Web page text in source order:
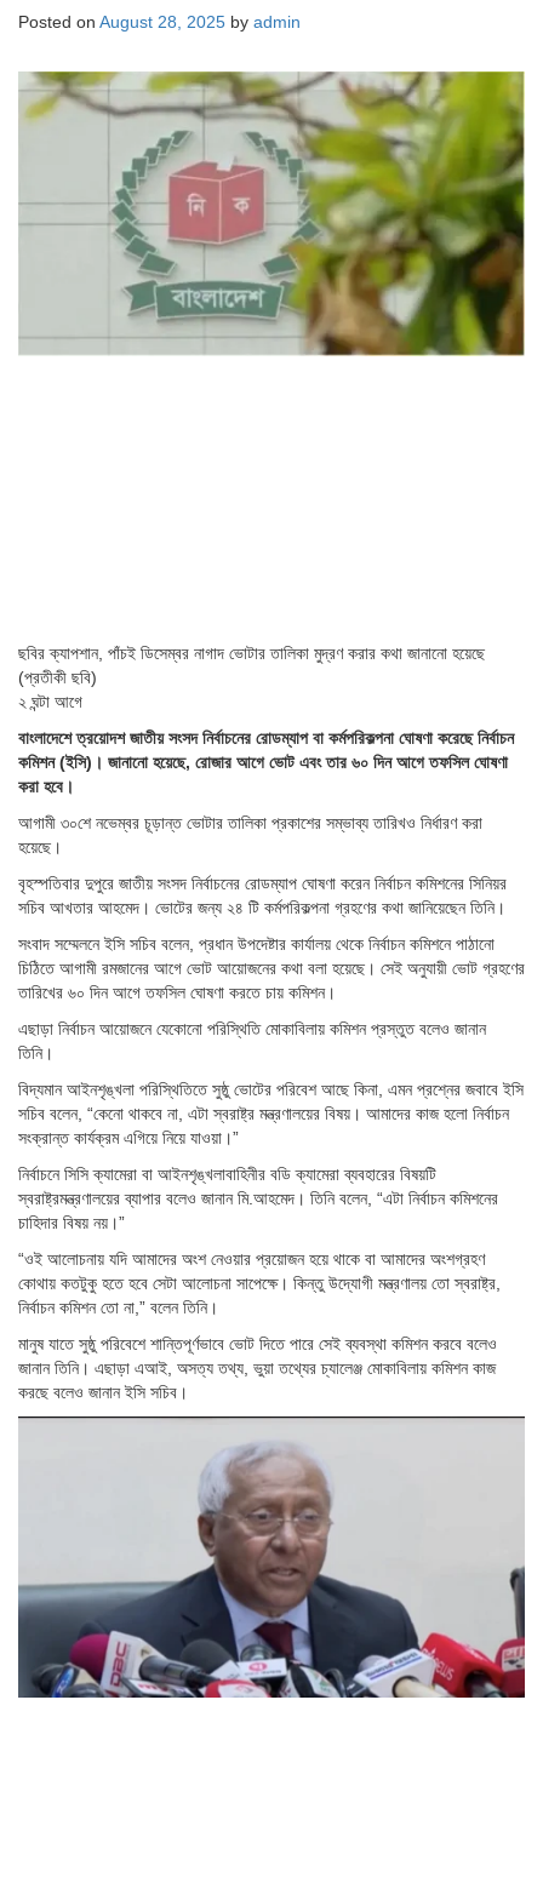
Posted on August 28, 2025 by admin
ছবির ক্যাপশান, পাঁচই ডিসেম্বর নাগাদ ভোটার তালিকা মুদ্রণ করার কথা জানানো হয়েছে
(প্রতীকী ছবি)
২ ঘন্টা আগে
বাংলাদেশে ত্রয়োদশ জাতীয় সংসদ নির্বাচনের রোডম্যাপ বা কর্মপরিকল্পনা ঘোষণা করেছে নির্বাচন
কমিশন (ইসি)। জানানো হয়েছে, রোজার আগে ভোট এবং তার ৬০ দিন আগে তফসিল ঘোষণা
করা হবে।
আগামী ৩০শে নভেম্বর চূড়ান্ত ভোটার তালিকা প্রকাশের সম্ভাব্য তারিখও নির্ধারণ করা
হয়েছে।
বৃহস্পতিবার দুপুরে জাতীয় সংসদ নির্বাচনের রোডম্যাপ ঘোষণা করেন নির্বাচন কমিশনের সিনিয়র
সচিব আখতার আহমেদ। ভোটের জন্য ২৪ টি কর্মপরিকল্পনা গ্রহণের কথা জানিয়েছেন তিনি।
সংবাদ সম্মেলনে ইসি সচিব বলেন, প্রধান উপদেষ্টার কার্যালয় থেকে নির্বাচন কমিশনে পাঠানো
চিঠিতে আগামী রমজানের আগে ভোট আয়োজনের কথা বলা হয়েছে। সেই অনুযায়ী ভোট গ্রহণের
তারিখের ৬০ দিন আগে তফসিল ঘোষণা করতে চায় কমিশন।
এছাড়া নির্বাচন আয়োজনে যেকোনো পরিস্থিতি মোকাবিলায় কমিশন প্রস্তুত বলেও জানান
তিনি।
বিদ্যমান আইনশৃঙ্খলা পরিস্থিতিতে সুষ্ঠু ভোটের পরিবেশ আছে কিনা, এমন প্রশ্নের জবাবে ইসি
সচিব বলেন, “কেনো থাকবে না, এটা স্বরাষ্ট্র মন্ত্রণালয়ের বিষয়। আমাদের কাজ হলো নির্বাচন
সংক্রান্ত কার্যক্রম এগিয়ে নিয়ে যাওয়া।”
নির্বাচনে সিসি ক্যামেরা বা আইনশৃঙ্খলাবাহিনীর বডি ক্যামেরা ব্যবহারের বিষয়টি
স্বরাষ্ট্রমন্ত্রণালয়ের ব্যাপার বলেও জানান মি.আহমেদ। তিনি বলেন, “এটা নির্বাচন কমিশনের
চাহিদার বিষয় নয়।”
“ওই আলোচনায় যদি আমাদের অংশ নেওয়ার প্রয়োজন হয়ে থাকে বা আমাদের অংশগ্রহণ
কোথায় কতটুকু হতে হবে সেটা আলোচনা সাপেক্ষে। কিন্তু উদ্যোগী মন্ত্রণালয় তো স্বরাষ্ট্র,
নির্বাচন কমিশন তো না,” বলেন তিনি।
মানুষ যাতে সুষ্ঠু পরিবেশে শান্তিপূর্ণভাবে ভোট দিতে পারে সেই ব্যবস্থা কমিশন করবে বলেও
জানান তিনি। এছাড়া এআই, অসত্য তথ্য, ভুয়া তথ্যের চ্যালেঞ্জ মোকাবিলায় কমিশন কাজ
করছে বলেও জানান ইসি সচিব।